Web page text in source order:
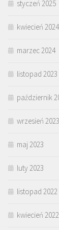
styczeń 2025
kwiecień 2024
marzec 2024
listopad 2023
październik
wrzesień 2023
maj 2023
luty 2023
listopad 2022
kwiecień 2022